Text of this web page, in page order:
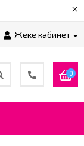
×
Жеке кабинет
0